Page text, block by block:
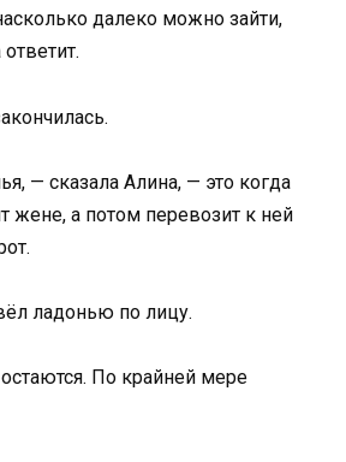
далеко можно зайти,
— сказала Алина, — это когда
жене, а потом перевозит к ней
ладонью по лицу.
По крайней мере